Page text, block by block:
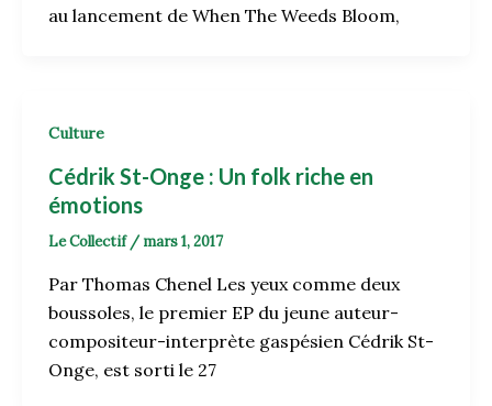
au lancement de When The Weeds Bloom,
Culture
Cédrik St-Onge : Un folk riche en
émotions
Le Collectif / mars 1, 2017
Par Thomas Chenel Les yeux comme deux
boussoles, le premier EP du jeune auteur-
compositeur-interprète gaspésien Cédrik St-
Onge, est sorti le 27